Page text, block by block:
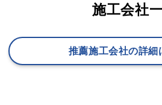
施工会社
推薦施工会社の詳細